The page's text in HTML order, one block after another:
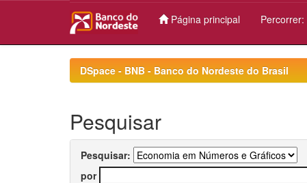
Página principal Percorrer:
DSpace - BNB - Banco do Nordeste do Brasil
Pesquisar
Pesquisar:
por